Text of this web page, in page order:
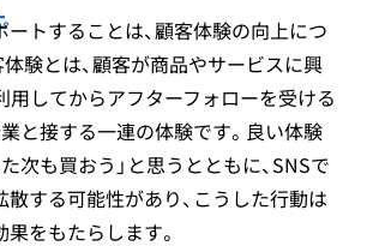
トすることは、顧客体験の向上につ
験とは、顧客が商品やサービスに興
用してからアフターフォローを受ける
と接する一連の体験です。良い体験
次も買おう」と思うとともに、SNSで
する可能性があり、こうした行動は
をもたらします。